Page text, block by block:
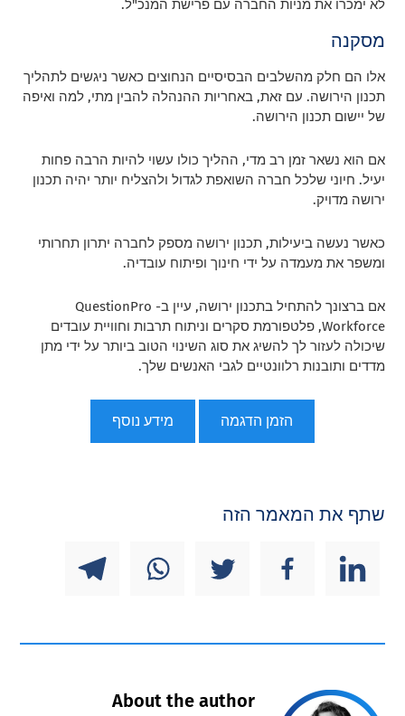
לא ימכרו את מניות החברה עם פרישת המנכ"ל.
מסקנה
אלו הם חלק מהשלבים הבסיסיים הנחוצים כאשר ניגשים לתהליך
תכנון הירושה. עם זאת, באחריות ההנהלה להבין מתי, למה ואיפה
של יישום תכנון הירושה.
אם הוא נשאר זמן רב מדי, ההליך כולו עשוי להיות הרבה פחות
יעיל. חיוני שלכל חברה השואפת לגדול ולהצליח יותר יהיה תכנון
ירושה מדויק.
כאשר נעשה ביעילות, תכנון ירושה מספק לחברה יתרון תחרותי
ומשפר את מעמדה על ידי חינוך ופיתוח עובדיה.
אם ברצונך להתחיל בתכנון ירושה, עיין ב- QuestionPro
Workforce, פלטפורמת סקרים וניתוח תרבות וחוויית עובדים
שיכולה לעזור לך להשיג את סוג השינוי הטוב ביותר על ידי מתן
מדדים ותובנות רלוונטיים לגבי האנשים שלך.
הזמן הדגמה מידע נוסף
שתף את המאמר הזה
About the author